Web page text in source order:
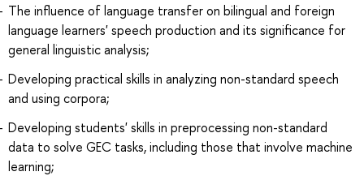
The influence of language transfer on bilingual and foreign
language learners' speech production and its significance for
general linguistic analysis;
Developing practical skills in analyzing non-standard speech
and using corpora;
Developing students' skills in preprocessing non-standard
data to solve GEC tasks, including those that involve machine
learning;